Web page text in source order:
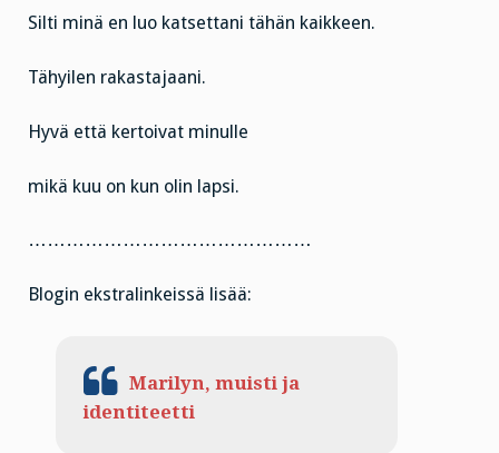
Silti minä en luo katsettani tähän kaikkeen.
Tähyilen rakastajaani.
Hyvä että kertoivat minulle
mikä kuu on kun olin lapsi.
………………………………………
Blogin ekstralinkeissä lisää:
Marilyn, muisti ja
identiteetti